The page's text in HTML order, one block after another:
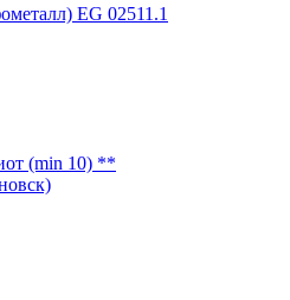
EG 02511.1
(min 10) **